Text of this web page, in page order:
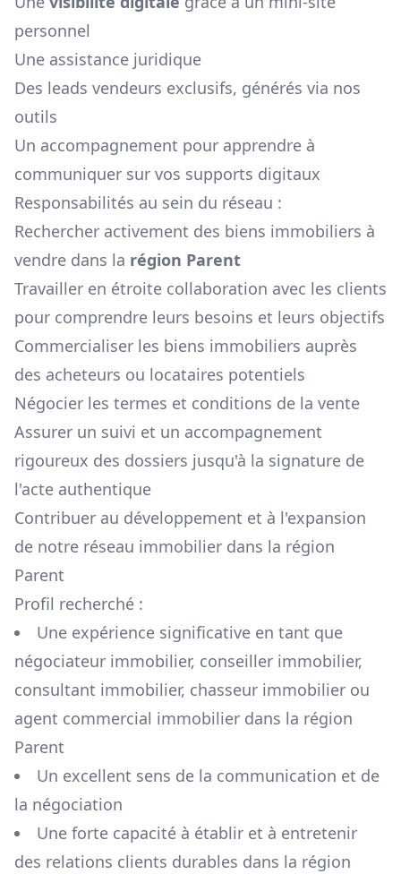
personnel
Une assistance juridique
Des leads vendeurs exclusifs, générés via nos
outils
Un accompagnement pour apprendre à
communiquer sur vos supports digitaux
Responsabilités au sein du réseau :
Rechercher activement des biens immobiliers à
vendre dans la région Parent
Travailler en étroite collaboration avec les clients
pour comprendre leurs besoins et leurs objectifs
Commercialiser les biens immobiliers auprès
des acheteurs ou locataires potentiels
Négocier les termes et conditions de la vente
Assurer un suivi et un accompagnement
rigoureux des dossiers jusqu'à la signature de
l'acte authentique
Contribuer au développement et à l'expansion
de notre réseau immobilier dans la région
Parent
Profil recherché :
Une expérience significative en tant que
négociateur immobilier, conseiller immobilier,
consultant immobilier, chasseur immobilier ou
agent commercial immobilier dans la région
Parent
Un excellent sens de la communication et de
la négociation
Une forte capacité à établir et à entretenir
des relations clients durables dans la région